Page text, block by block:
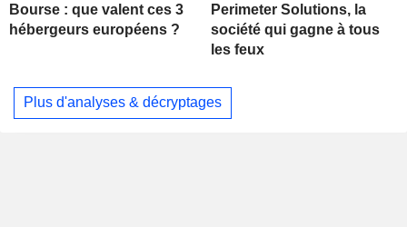
Bourse : que valent ces 3
hébergeurs européens ?
Perimeter Solutions, la
société qui gagne à tous
les feux
Plus d'analyses & décryptages